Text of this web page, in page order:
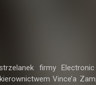
firmy
Vince’a